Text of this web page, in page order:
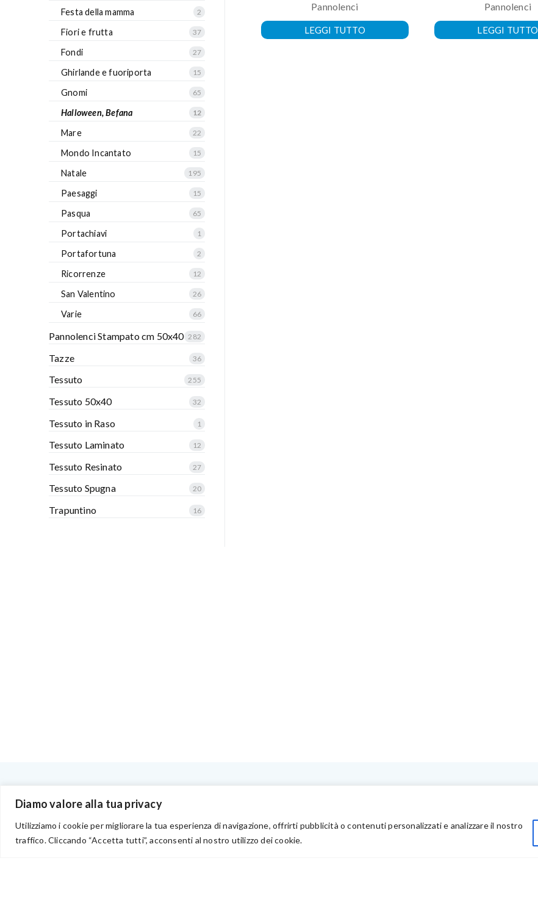
Diamo valore alla tua privacy
Utilizziamo i cookie per migliorare la tua esperienza di navigazione, offrirti pubblicità o contenuti personalizzati e analizzare il nostro
traffico. Cliccando “Accetta tutti”, acconsenti al nostro utilizzo dei cookie.
Pannolenci
LEGGI TUTTO
Pannolenci
LEGGI TUTTO
Festa della mamma 2
Fiori e frutta 37
Fondi 27
Ghirlande e fuoriporta 15
Gnomi 65
Halloween, Befana 12
Mare 22
Mondo Incantato 15
Natale 195
Paesaggi 15
Pasqua 65
Portachiavi 1
Portafortuna 2
Ricorrenze 12
San Valentino 26
Varie 66
Pannolenci Stampato cm 50x40 282
Tazze 36
Tessuto 255
Tessuto 50x40 32
Tessuto in Raso 1
Tessuto Laminato 12
Tessuto Resinato 27
Tessuto Spugna 20
Trapuntino 16
Privacy
Chi Siamo